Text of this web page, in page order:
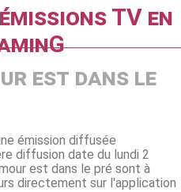
TV en
est dans le
émission diffusée
diffusion date du lundi 2
est dans le pré sont à
directement sur l'application